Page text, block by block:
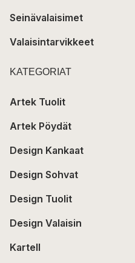
Seinävalaisimet
Valaisintarvikkeet
KATEGORIAT
Artek Tuolit
Artek Pöydät
Design Kankaat
Design Sohvat
Design Tuolit
Design Valaisin
Kartell